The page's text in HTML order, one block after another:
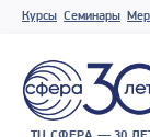
Курсы Семинары